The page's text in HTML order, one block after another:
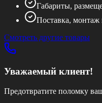
Габариты,
Поставка,
Смотреть другие товары
Уважаемый клиент!
Предотвратите поломку